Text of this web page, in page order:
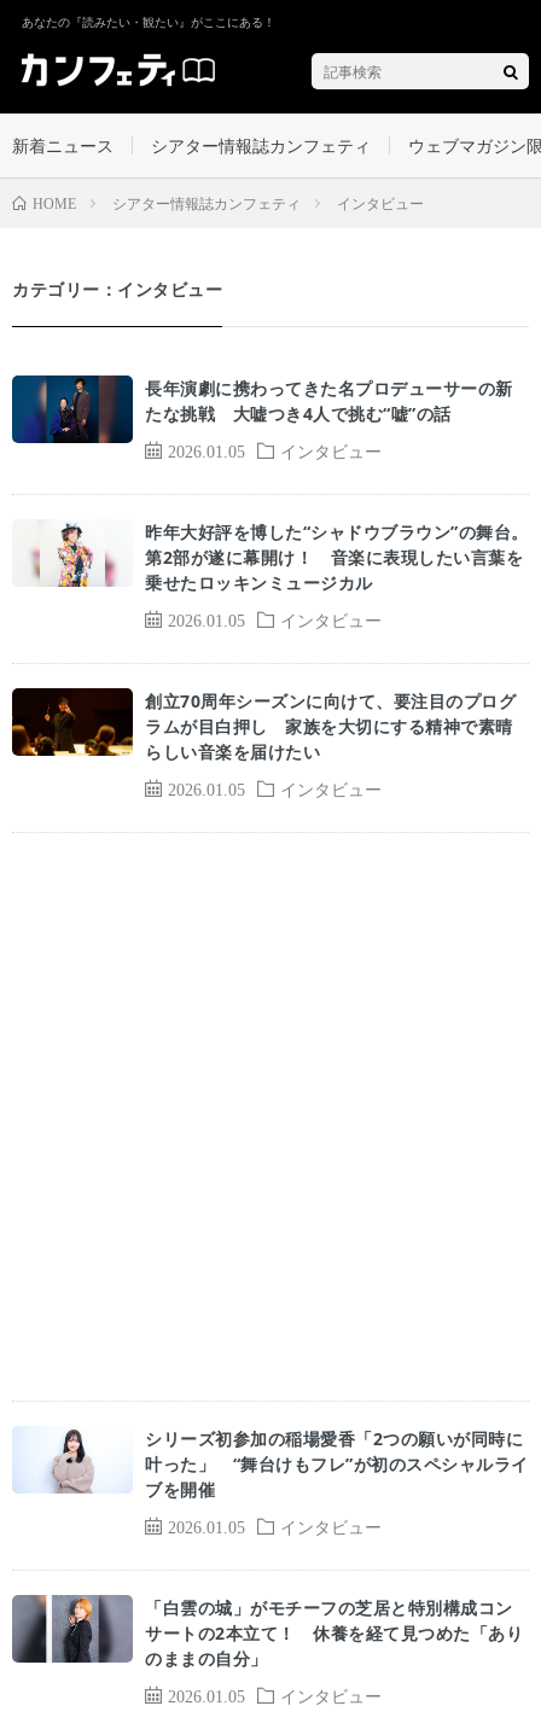
あなたの『読みたい・観たい』がここにある！
新着ニュース シアター情報誌カンフェティ ウェブマガジン
HOME シアター情報誌カンフェティ インタビュー
カテゴリー：インタビュー
2026.01.05 インタビュー
長年演劇に携わってきた名プロデューサーの新
たな挑戦 大嘘つき4人で挑む“嘘”の話
2026.01.05 インタビュー
昨年大好評を博した“シャドウブラウン”の舞台。
第2部が遂に幕開け！ 音楽に表現したい言葉を
乗せたロッキンミュージカル
2026.01.05 インタビュー
創立70周年シーズンに向けて、要注目のプログ
ラムが目白押し 家族を大切にする精神で素晴
らしい音楽を届けたい
2026.01.05 インタビュー
シリーズ初参加の稲場愛香「2つの願いが同時に
叶った」 “舞台けもフレ”が初のスペシャルライ
ブを開催
2026.01.05 インタビュー
「白雲の城」がモチーフの芝居と特別構成コン
サートの2本立て！ 休養を経て見つめた「あり
のままの自分」